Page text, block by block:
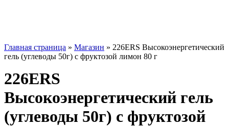
Главная страница » Магазин » 226ERS Высокоэнергетический
гель (углеводы 50г) с фруктозой лимон 80 г
226ERS
Высокоэнергетический гель
(углеводы 50г) с фруктозой